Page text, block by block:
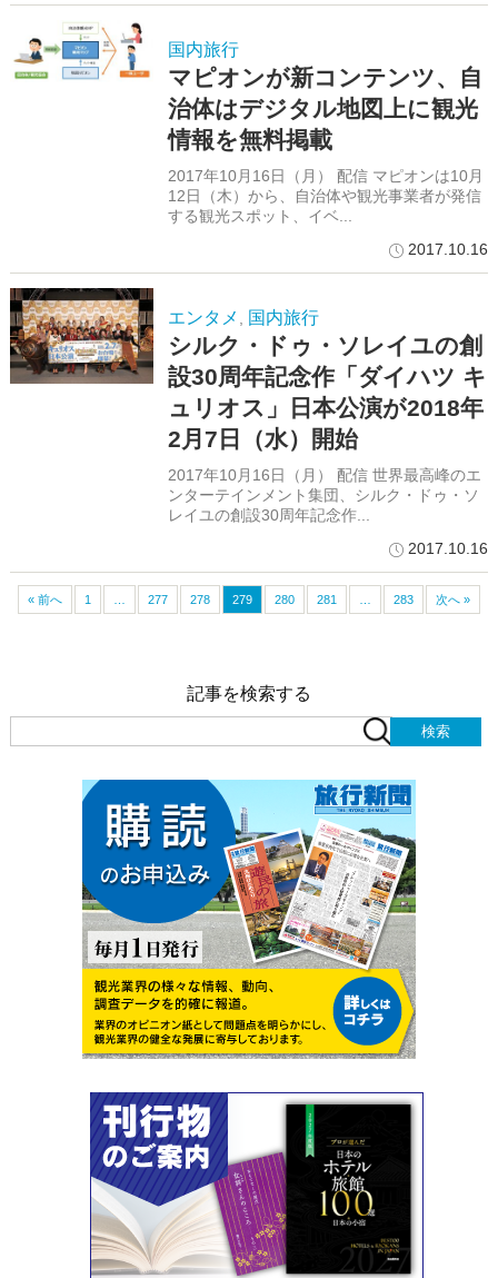
国内旅行
マピオンが新コンテンツ、自
治体はデジタル地図上に観光
情報を無料掲載
2017年10月16日（月） 配信 マピオンは10月
12日（木）から、自治体や観光事業者が発信
する観光スポット、イベ...
2017.10.16
エンタメ 国内旅行
シルク・ドゥ・ソレイユの創
設30周年記念作「ダイハツ キ
ュリオス」日本公演が2018年
2月7日（水）開始
2017年10月16日（月） 配信 世界最高峰のエ
ンターテインメント集団、シルク・ドゥ・ソ
レイユの創設30周年記念作...
2017.10.16
« 前へ 1 277 278 279 280 281 283 次へ »
記事を検索する